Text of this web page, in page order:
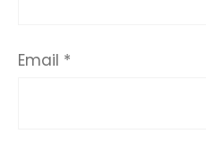
Email *